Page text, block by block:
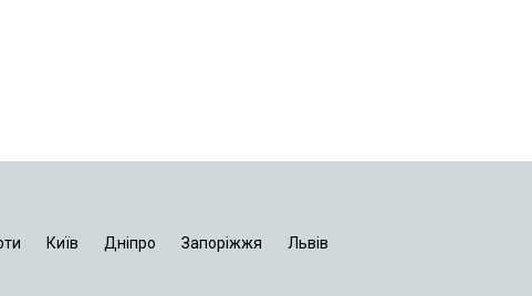
Київ Дніпро Запоріжжя Львів